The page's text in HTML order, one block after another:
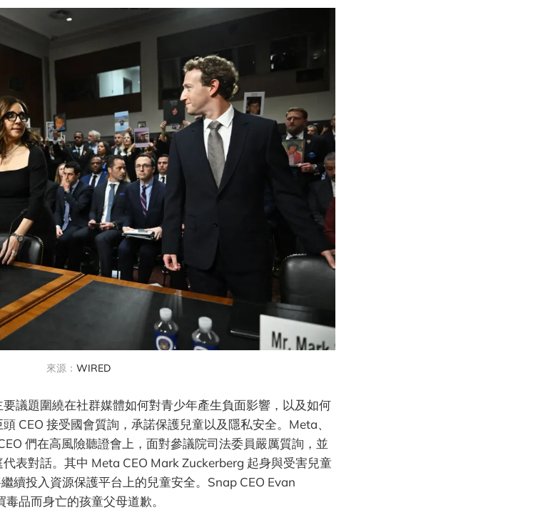
來源： WIRED
議題圍繞在社群媒體如何對青少年產生負面影響，以及如何
CEO 接受國會質詢，承諾保護兒童以及隱私安全。Meta、
們在高風險聽證會上，面對參議院司法委員嚴厲質詢，並
表對話。其中 Meta CEO Mark Zuckerberg 起身與受害兒童
續投入資源保護平台上的兒童安全。Snap CEO Evan
品而身亡的孩童父母道歉。